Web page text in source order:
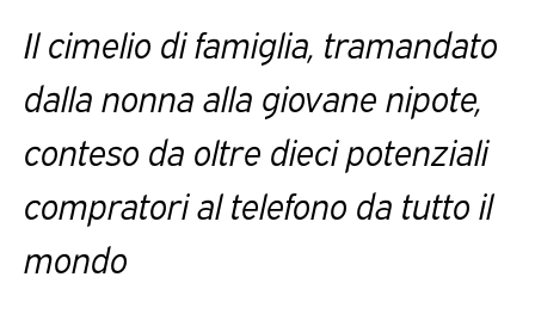
Il cimelio di famiglia, tramandato
dalla nonna alla giovane nipote,
conteso da oltre dieci potenziali
compratori al telefono da tutto il
mondo